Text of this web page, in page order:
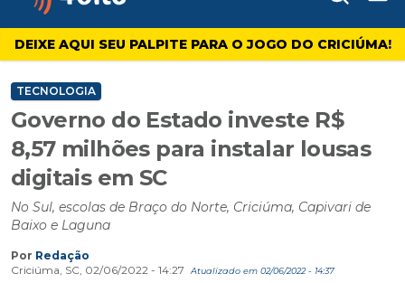
4oito
DEIXE AQUI SEU PALPITE PARA O JOGO DO CRICIÚMA!
TECNOLOGIA
Governo do Estado investe R$
8,57 milhões para instalar lousas
digitais em SC
No Sul, escolas de Braço do Norte, Criciúma, Capivari de
Baixo e Laguna
Por Redação
Criciúma, SC, 02/06/2022 - 14:27
Atualizado em 02/06/2022 - 14:37